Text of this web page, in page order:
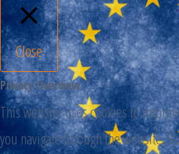
Close
Privacy Overview
This website uses cookies to
you navigate through the website.